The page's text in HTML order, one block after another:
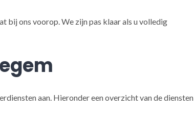
bij ons voorop. We zijn pas klaar als u volledig
aan. Hieronder een overzicht van de diensten